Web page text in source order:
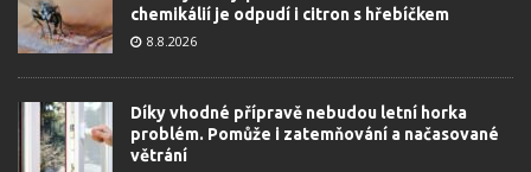
chemikálií je odpudí i citron s hřebíčkem
8.8.2026
Díky vhodné přípravě nebudou letní horka
problém. Pomůže i zatemňování a načasované
větrání